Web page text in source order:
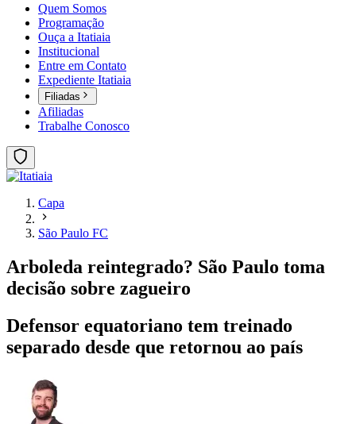
Quem Somos
Programação
Ouça a Itatiaia
Institucional
Entre em Contato
Expediente Itatiaia
Filiadas
Afiliadas
Trabalhe Conosco
Capa
São Paulo FC
Arboleda reintegrado? São Paulo toma
decisão sobre zagueiro
Defensor equatoriano tem treinado
separado desde que retornou ao país